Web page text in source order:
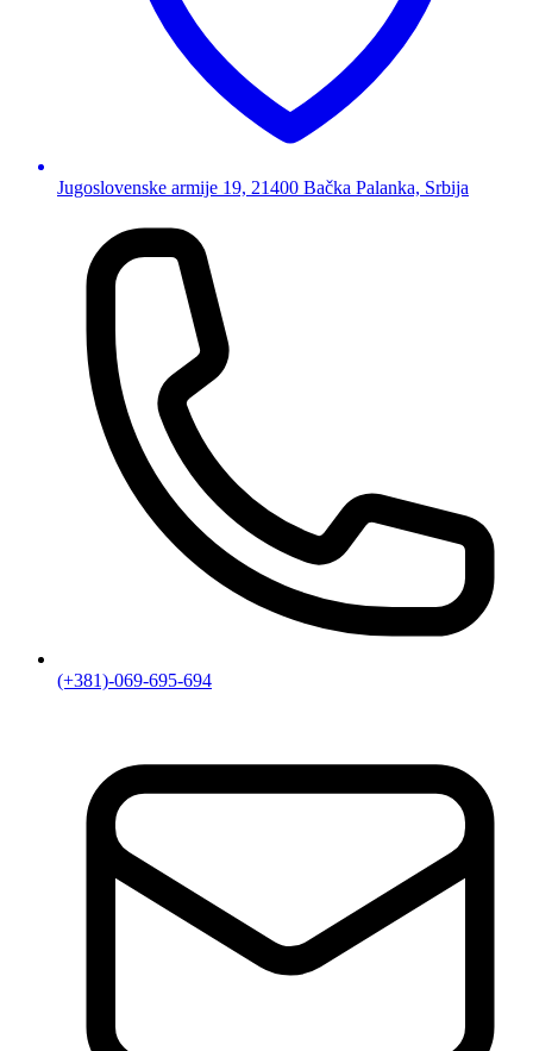
Jugoslovenske armije 19, 21400 Bačka Palanka, Srbija
(+381)-069-695-694